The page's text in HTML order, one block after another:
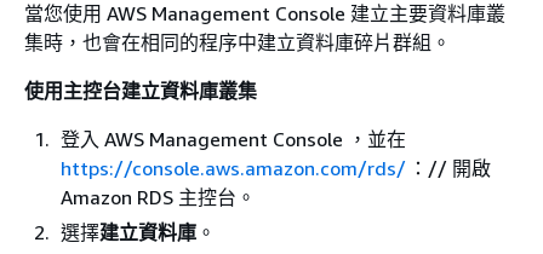
當您使用 AWS Management Console 建立主要資料庫叢
集時，也會在相同的程序中建立資料庫碎片群組。
使用主控台建立資料庫叢集
登入 AWS Management Console ，並在
https://console.aws.amazon.com/rds/ ：// 開啟
Amazon RDS 主控台。
選擇建立資料庫 。